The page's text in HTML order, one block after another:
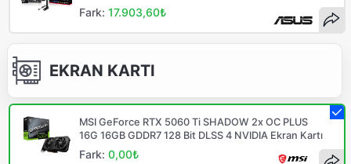
Fark:17.903,60₺
EKRAN KARTI
MSI GeForce RTX 5060 Ti SHADOW 2x OC PLUS
16G 16GB GDDR7 128 Bit DLSS 4 NVIDIA Ekran Kartı
Fark:0,00₺